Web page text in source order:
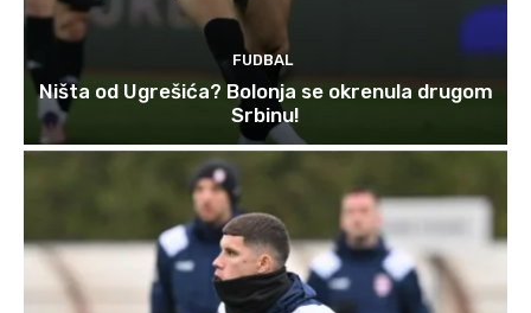
FUDBAL
Ništa od Ugrešića? Bolonja se okrenula drugom
Srbinu!